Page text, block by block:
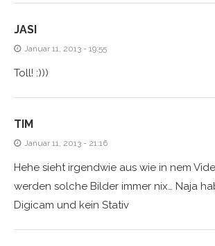
JASI
Januar 11, 2013 - 19:55
Toll! :)))
TIM
Januar 11, 2013 - 21:16
Hehe sieht irgendwie aus wie in nem
werden solche Bilder immer nix… Naja
Digicam und kein Stativ